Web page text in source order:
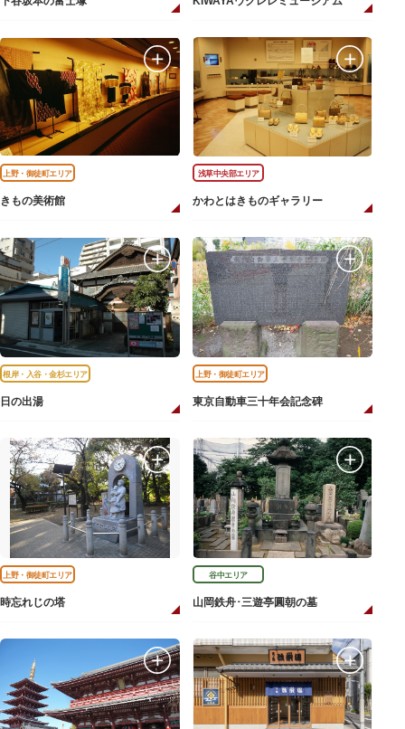
上野・御徒町エリア
きもの美術館
浅草中央部エリア
かわとはきものギャラリー
根岸・入谷・金杉エリア
日の出湯
上野・御徒町エリア
東京自動車三十年会記念碑
上野・御徒町エリア
時忘れじの塔
谷中エリア
山岡鉄舟･三遊亭圓朝の墓